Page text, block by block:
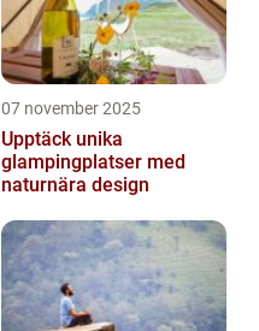
07 november 2025
Upptäck unika
glampingplatser med
naturnära design